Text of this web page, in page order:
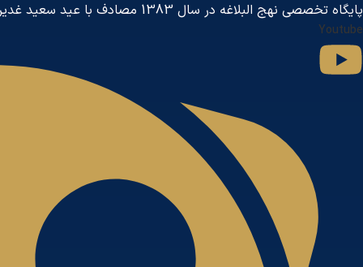
پايگاه تخصصی نهج البلاغه در سال 1383 مصادف با عید سعید غدیر خم توسط مرکز جهانی اطلاع رسانی آل البیت
Youtube